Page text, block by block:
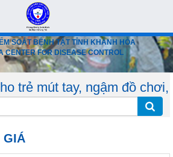
SOÁT BỆNH TẬT TỈNH KHÁNH HÒA
CENTER FOR DISEASE CONTROL
tay, ngậm đồ
GIÁ